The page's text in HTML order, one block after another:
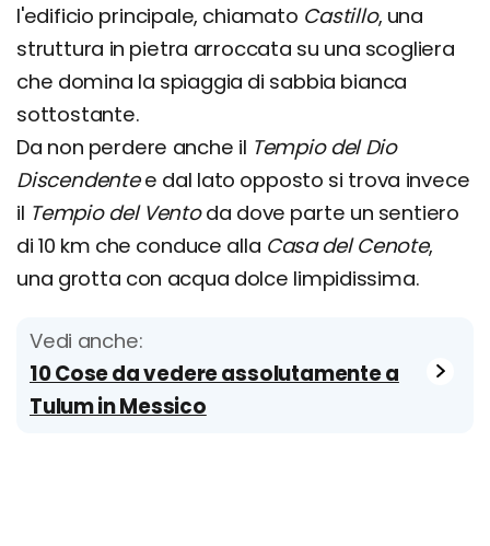
l'edificio principale, chiamato Castillo, una
struttura in pietra arroccata su una scogliera
che domina la spiaggia di sabbia bianca
sottostante.
Da non perdere anche il Tempio del Dio
Discendentee dal lato opposto si trova invece
il Tempio del Ventoda dove parte un sentiero
di 10 km che conduce alla Casa del Cenote,
una grotta con acqua dolce limpidissima.
Vedi anche:
10 Cose da vedere assolutamente a
Tulum in Messico